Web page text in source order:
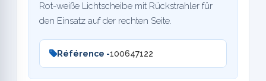
Rot-weiße Lichtscheibe mit Rückstrahler für
den Einsatz auf der rechten Seite.
Référence -100647122